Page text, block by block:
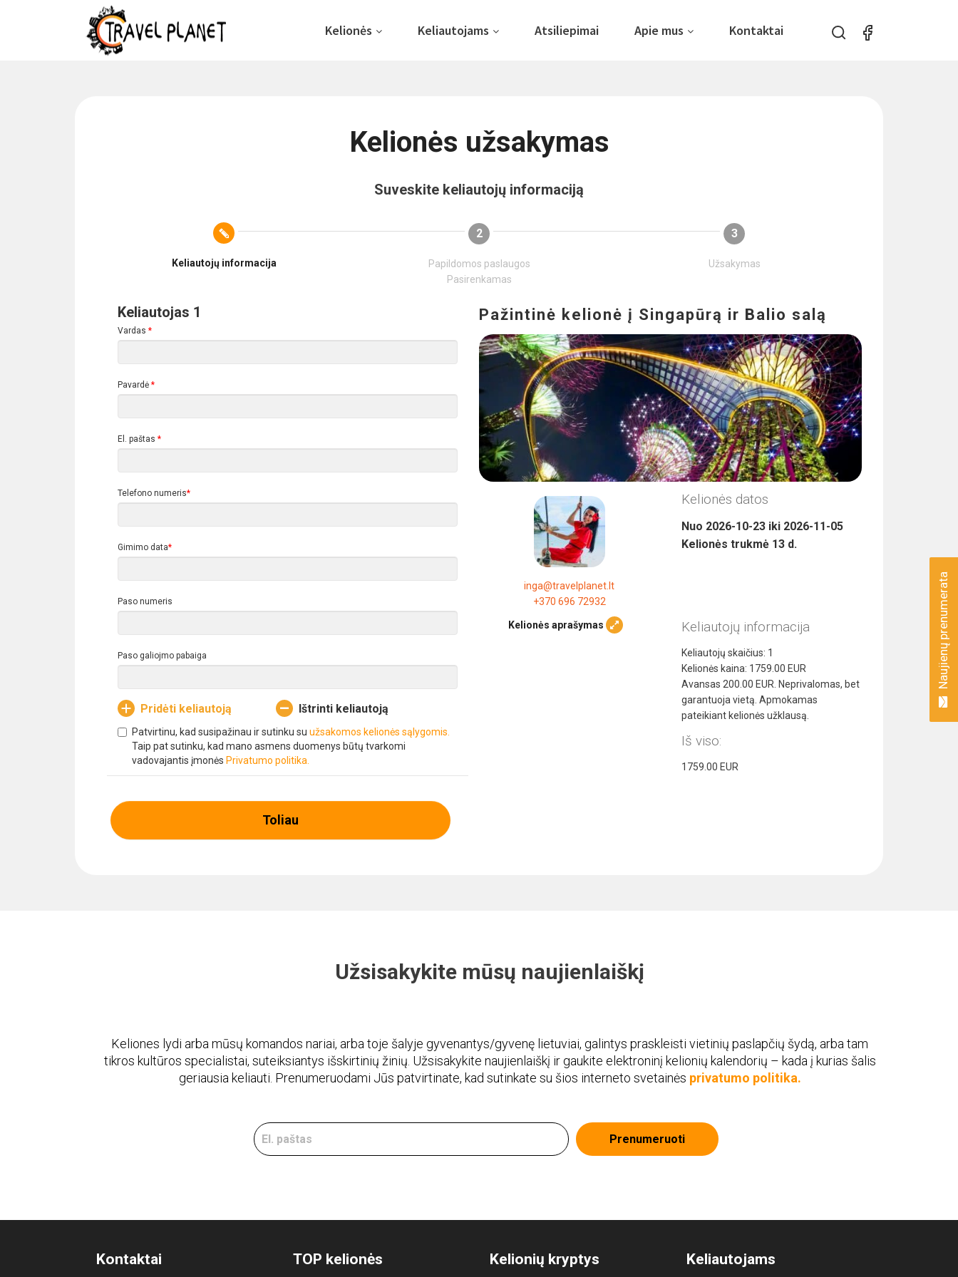
Naujienų prenumerata
Kelionės Keliautojams Atsiliepimai Apie mus Kontaktai
Kelionės užsakymas
Suveskite keliautojų informaciją
Keliautojų informacija
2
Papildomos paslaugos
Pasirenkamas
3
Užsakymas
Keliautojas 1
Vardas *
Pavardė *
El. paštas *
Telefono numeris*
Gimimo data*
Paso numeris
Paso galiojmo pabaiga
Pridėti keliautoją Ištrinti keliautoją
Patvirtinu, kad susipažinau ir sutinku su užsakomos kelionės sąlygomis.
Taip pat sutinku, kad mano asmens duomenys būtų tvarkomi
vadovajantis įmonės Privatumo politika.
Toliau
Pažintinė kelionė į Singapūrą ir Balio salą
inga@travelplanet.lt
+370 696 72932
Kelionės datos
Nuo 2026-10-23 iki 2026-11-05
Kelionės trukmė 13d.
Kelionės aprašymas Keliautojų informacija
Keliautojų skaičius: 1
Kelionės kaina: 1759.00 EUR
Avansas 200.00 EUR. Neprivalomas, bet
garantuoja vietą. Apmokamas
pateikiant kelionės užklausą.
Iš viso:
1759.00 EUR
Užsisakykite mūsų naujienlaiškį
Keliones lydi arba mūsų komandos nariai, arba toje šalyje gyvenantys/gyvenę lietuviai, galintys praskleisti vietinių paslapčių šydą, arba tam
tikros kultūros specialistai, suteiksiantys išskirtinių žinių. Užsisakykite naujienlaiškį ir gaukite elektroninį kelionių kalendorių – kada į kurias šalis
geriausia keliauti. Prenumeruodami Jūs patvirtinate, kad sutinkate su šios interneto svetainės privatumo politika.
Prenumeruoti
Kontaktai TOP kelionės Kelionių kryptys Keliautojams